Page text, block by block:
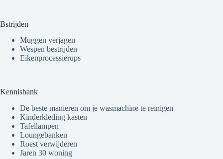
Bstrijden
Muggen verjagen
Wespen bestrijden
Eikenprocessierups
Kennisbank
De beste manieren om je wasmachine te reinigen
Kinderkleding kasten
Tafellampen
Loungebanken
Roest verwijderen
Jaren 30 woning